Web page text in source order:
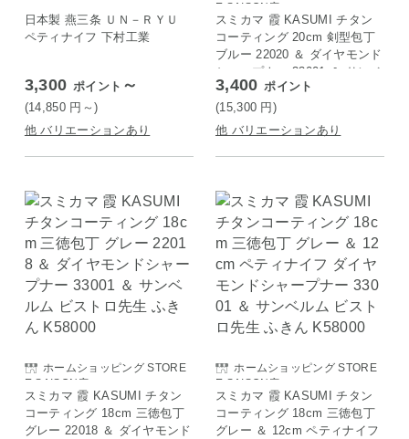
日本製 燕三条 ＵＮ－ＲＹＵ
ペティナイフ 下村工業
3,300 ポイント ～
(14,850 円 ～)
他 バリエーションあり
E SAISON店
スミカマ 霞 KASUMI チタン
コーティング 20cm 剣型包丁
ブルー 22020 ＆ ダイヤモンド
シャープナー 33001 ＆ サンベ
ルム ビストロ先生 ふきん K58
000
3,400 ポイント
(15,300 円 )
他 バリエーションあり
ホームショッピング STORE
E SAISON店
スミカマ 霞 KASUMI チタン
コーティング 18cm 三徳包丁
グレー 22018 ＆ ダイヤモンド
ホームショッピング STORE
E SAISON店
スミカマ 霞 KASUMI チタン
コーティング 18cm 三徳包丁
グレー ＆ 12cm ペティナイフ